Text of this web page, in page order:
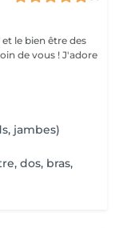
le bien être des
de vous ! J'adore
jambes)
dos, bras,